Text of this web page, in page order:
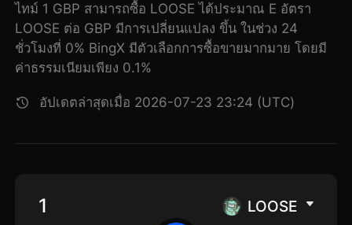
ไทม์ 1 GBP สามารถซื้อ LOOSE ได้ประมาณ E อัตรา
LOOSE ต่อ GBP มีการเปลี่ยนแปลง ขึ้น ในช่วง 24
ชั่วโมงที่ 0% BingX มีตัวเลือกการซื้อขายมากมาย โดยมี
ค่าธรรมเนียมเพียง 0.1%
อัปเดตล่าสุดเมื่อ 2026-07-23 23:24 (UTC)
LOOSE